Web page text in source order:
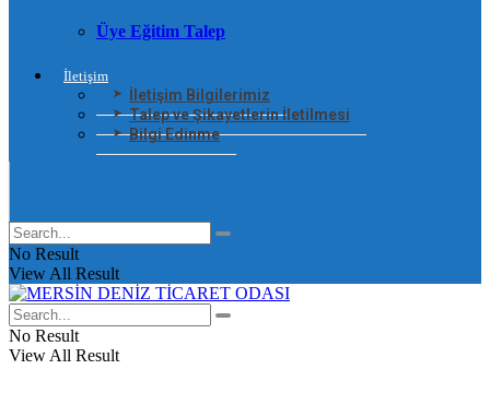
Üye Eğitim Talep
İletişim
İletişim Bilgilerimiz
Talep ve Şikayetlerin İletilmesi
Bilgi Edinme
No Result
View All Result
No Result
View All Result